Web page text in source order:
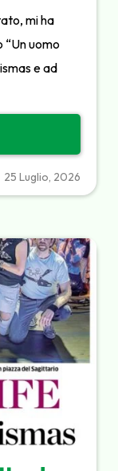
mi ha
uomo
e ad
25 Luglio, 2026